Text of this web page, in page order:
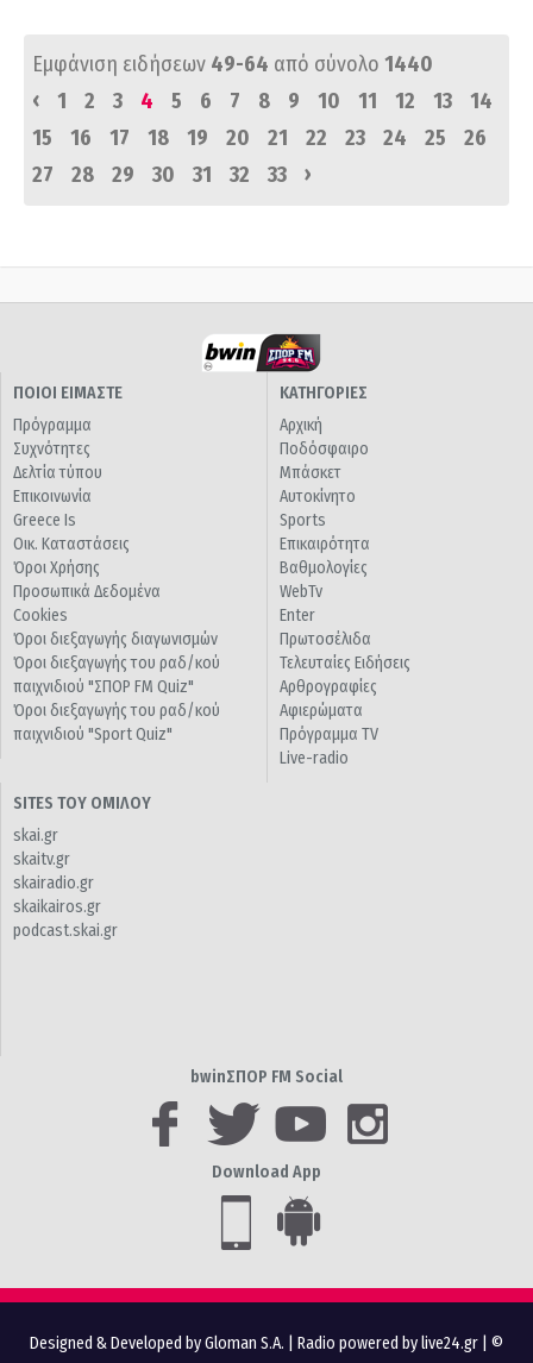
Εμφάνιση ειδήσεων 49-64 από σύνολο 1440
‹
1 2 3 4 5 6 7 8 9 10 11 12 13
14
15
16 17 18 19 20 21 22 23 24 25
26
27
28 29 30 31 32 33 ›
ΠΟΙΟΙ ΕΙΜΑΣΤΕ
Πρόγραμμα
Συχνότητες
Δελτία τύπου
Επικοινωνία
Greece Is
Οικ. Καταστάσεις
Όροι Χρήσης
Προσωπικά Δεδομένα
Cookies
Όροι διεξαγωγής διαγωνισμών
Όροι διεξαγωγής του ραδ/κού
παιχνιδιού "ΣΠΟΡ FM Quiz"
Όροι διεξαγωγής του ραδ/κού
παιχνιδιού "Sport Quiz"
ΚΑΤΗΓΟΡΙΕΣ
Αρχική
Ποδόσφαιρο
Μπάσκετ
Αυτοκίνητο
Sports
Επικαιρότητα
Βαθμολογίες
WebTv
Enter
Πρωτοσέλιδα
Τελευταίες Ειδήσεις
Αρθρογραφίες
Αφιερώματα
Πρόγραμμα TV
Live-radio
SITES ΤΟΥ ΟΜΙΛΟΥ
skai.gr
skaitv.gr
skairadio.gr
skaikairos.gr
podcast.skai.gr
bwinΣΠΟΡ FM Social
Download App
Designed & Developed by Gloman S.A. Radio powered by live24.gr | ©